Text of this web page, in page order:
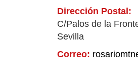
Dirección Postal:
C/Palos de la
Sevilla
Correo: